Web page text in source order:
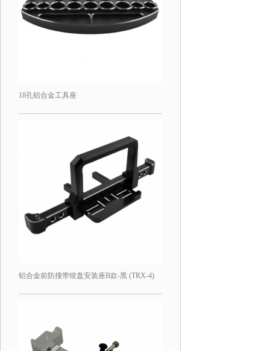
18孔铝合金工具座
铝合金前防撞带绞盘安装座B款-黑 (TRX-4)